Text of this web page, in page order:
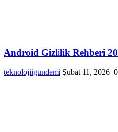
Android Gizlilik Rehberi
teknolojiigundemi Şubat 11, 2026 0